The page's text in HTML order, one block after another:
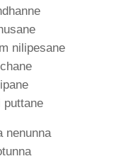
nilipesane
puttane
nenunna